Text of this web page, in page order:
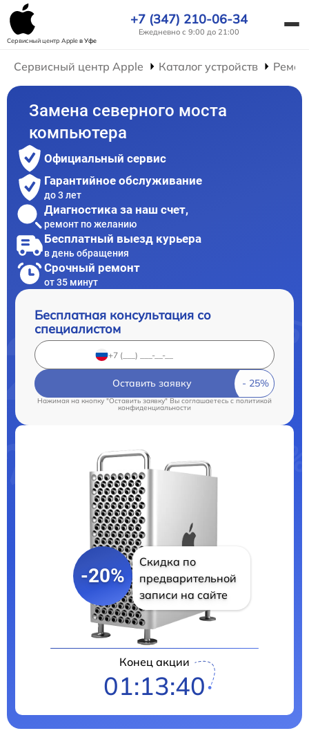
Сервисный центр Appleв Уфе
+7 (347) 210-06-34
Ежедневно с 9:00 до 21:00
Сервисный центр Apple Каталог устройств
Замена северного моста
компьютера
Официальный сервис
Гарантийное обслуживание
до 3 лет
Диагностика за наш счет,
ремонт по желанию
Бесплатный выезд курьера
в день обращения
Срочный ремонт
от 35 минут
Бесплатная консультация со
специалистом
Оставить заявку
Нажимая на кнопку "Оставить заявку" Вы соглашаетесь cполитикой
конфиденциальности
-20%
Скидка по
предварительной
записи на сайте
Конец акции
01:13:39